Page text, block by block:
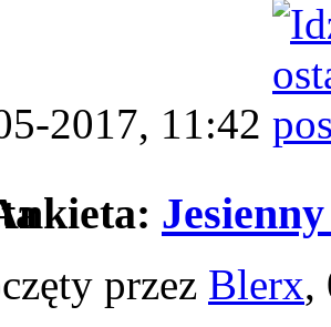
2017, 11:42
przez Blerx,